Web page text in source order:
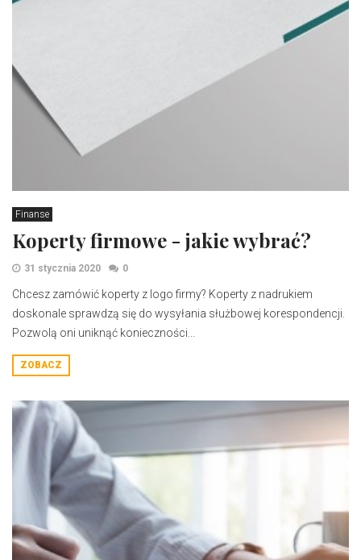
Finanse
Koperty firmowe - jakie wybrać?
31 stycznia 2020 0
Chcesz zamówić koperty z logo firmy? Koperty z nadrukiem
doskonale sprawdzą się do wysyłania służbowej korespondencji.
Pozwolą oni uniknąć konieczności...
ZOBACZ